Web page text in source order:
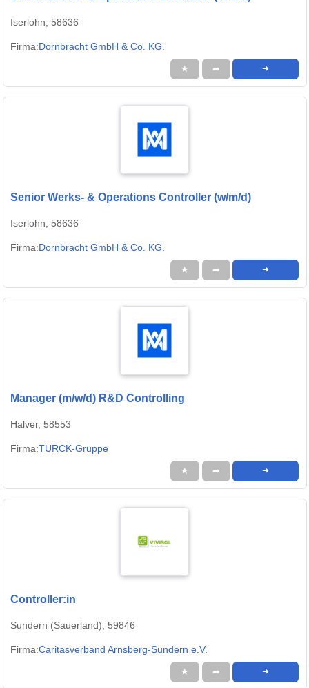
Iserlohn, 58636
Firma:Dornbracht GmbH & Co. KG.
★ ➦ ➜
Senior Werks- & Operations Controller (w/m/d)
Iserlohn, 58636
Firma:Dornbracht GmbH & Co. KG.
★ ➦ ➜
Manager (m/w/d) R&D Controlling
Halver, 58553
Firma:TURCK-Gruppe
★ ➦ ➜
Controller:in
Sundern (Sauerland), 59846
Firma:Caritasverband Arnsberg-Sundern e.V.
★ ➦ ➜